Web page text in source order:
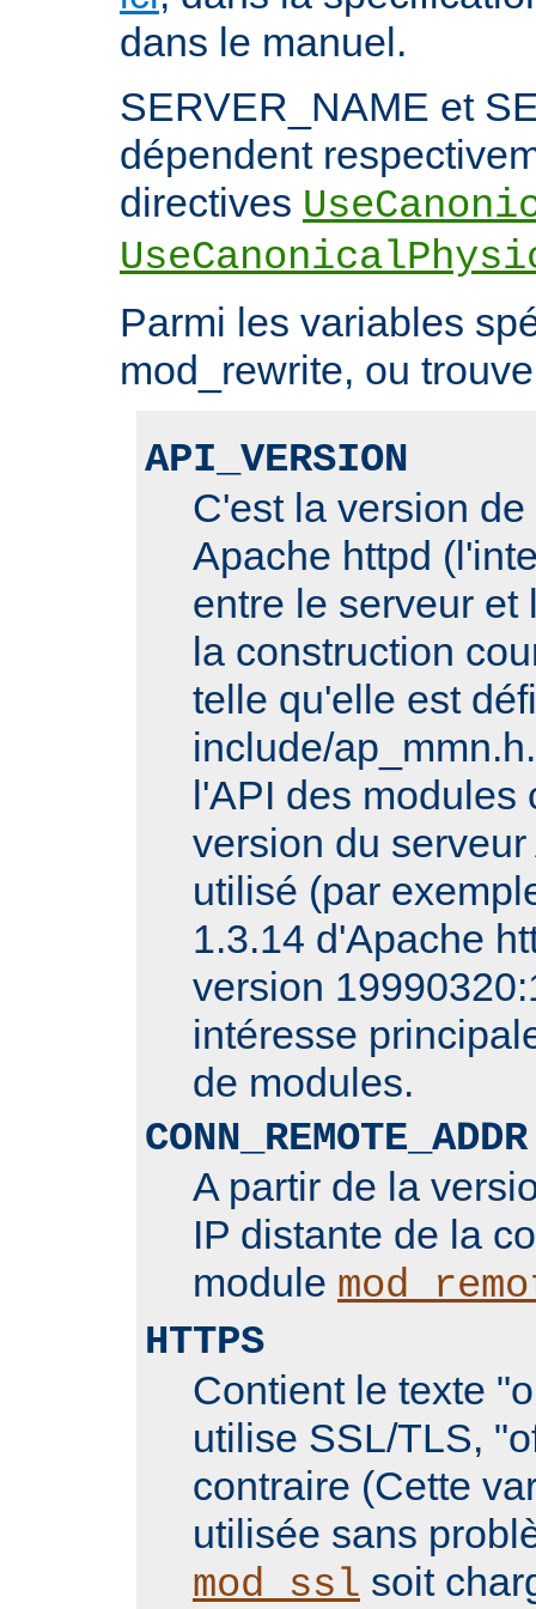
dans le manuel.
SERVER_NAME et
dépendent
directives
Parmi les variables
mod_rewrite, ou
API_VERSION
C'est la version
Apache httpd
entre le serveur et
la construction
telle qu'elle est
include/
l'API des modules
version du
utilisé (par
1.3.14 d'Apache
version
intéresse
de modules.
CONN_REMOTE_ADDR
A partir de la
IP distante de la
module
HTTPS
Contient le texte
utilise SSL/TLS,
contraire (Cette
utilisée sans
mod_ssl soit